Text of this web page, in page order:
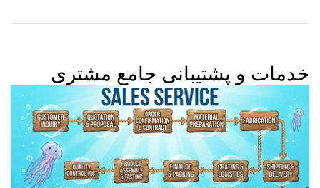
خدمات و پشتیبانی جامع مشتری